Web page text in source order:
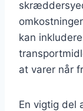
kan
at varer når
En vigtig del